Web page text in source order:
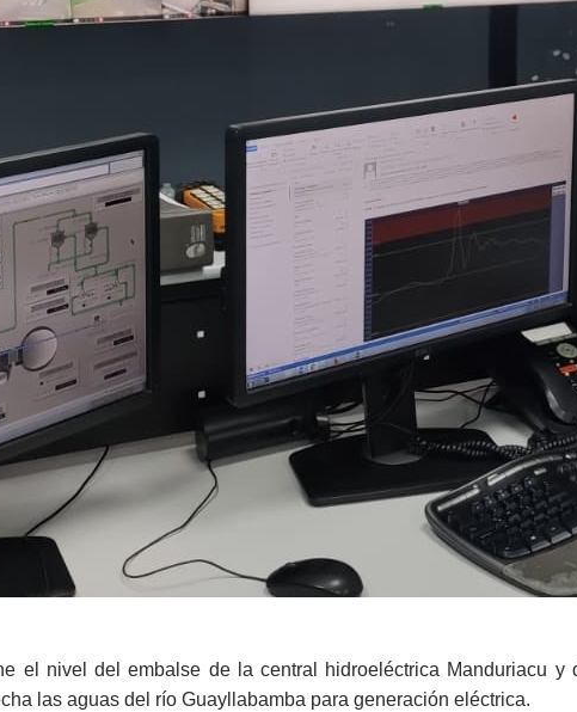
el nivel del embalse de la central hidroeléctrica Manduriacu
las aguas del río Guayllabamba para generación eléctrica.